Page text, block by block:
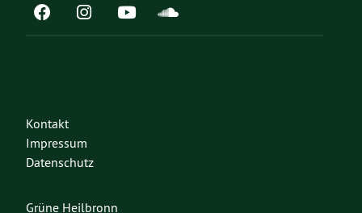
Kontakt
Impressum
Datenschutz
Grüne Heilbronn